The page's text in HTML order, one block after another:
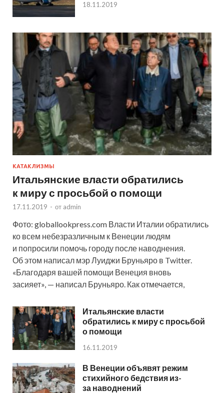
18.11.2019
КАТАКЛИЗМЫ
Итальянские власти обратились
к миру с просьбой о помощи
17.11.2019 - от admin
Фото: globallookpress.com Власти Италии обратились
ко всем небезразличным к Венеции людям
и попросили помочь городу после наводнения.
Об этом написал мэр Луиджи Бруньяро в Twitter.
«Благодаря вашей помощи Венеция вновь
засияет», — написал Бруньяро. Как отмечается,
Итальянские власти
обратились к миру с просьбой
о помощи
16.11.2019
В Венеции объявят режим
стихийного бедствия из-
за наводнений